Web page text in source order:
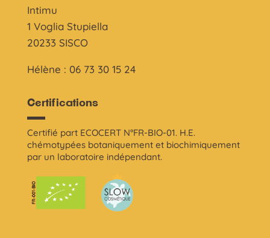
Intimu
1 Voglia Stupiella
20233 SISCO
Hélène : 06 73 30 15 24
Certifications
Certifié part ECOCERT N°FR-BIO-01. H.E.
chémotypées botaniquement et biochimiquement
par un laboratoire indépendant.